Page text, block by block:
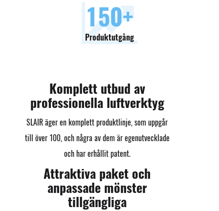
150+
Produktutgång
Komplett utbud av
professionella luftverktyg
SLAIR äger en komplett produktlinje, som uppgår
till över 100, och några av dem är egenutvecklade
och har erhållit patent.
Attraktiva paket och
anpassade mönster
tillgängliga